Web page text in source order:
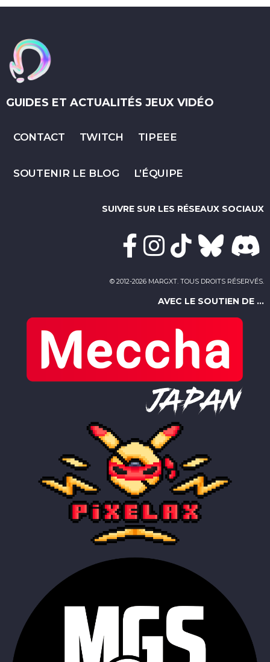
GUIDES ET ACTUALITÉS JEUX VIDÉO
CONTACT TWITCH TIPEEE
SOUTENIR LE BLOG L’ÉQUIPE
SUIVRE SUR LES RÉSEAUX SOCIAUX
© 2012-2026 MARGXT. TOUS DROITS RÉSERVÉS.
AVEC LE SOUTIEN DE ...